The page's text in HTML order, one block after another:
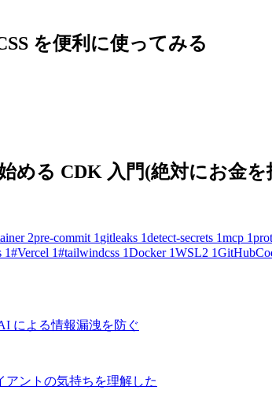
を便利に使ってみる
める CDK 入門(絶対にお金を
2pre-commit 1 gitleaks 1detect-secrets 1mcp 1
1#Vercel 1#tailwindcss 1Docker 1WSL2 1
による情報漏洩を防ぐ
アントの気持ちを理解した